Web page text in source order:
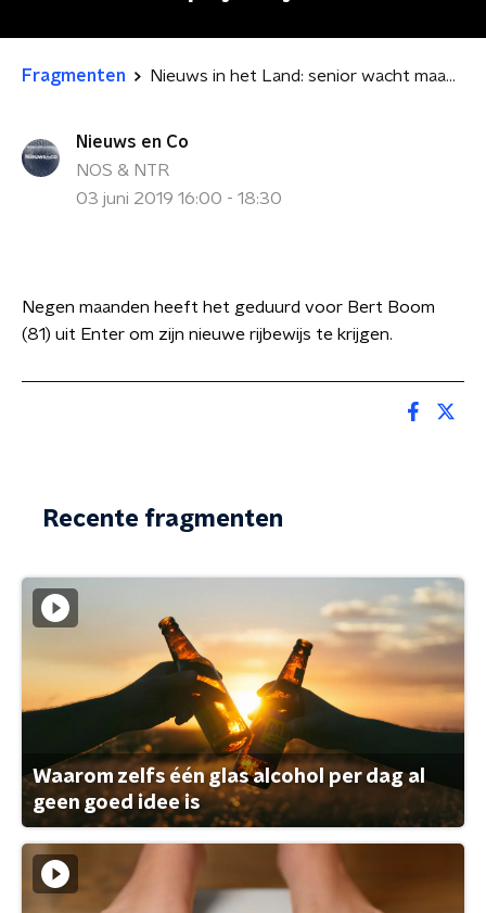
Fragmenten Nieuws in het Land: senior wacht maanden op rijbewijs
Nieuws en Co
NOS & NTR
03 juni 2019 16:00 - 18:30
Negen maanden heeft het geduurd voor Bert Boom
(81) uit Enter om zijn nieuwe rijbewijs te krijgen.
Recente fragmenten
Waarom zelfs één glas alcohol per dag al
geen goed idee is